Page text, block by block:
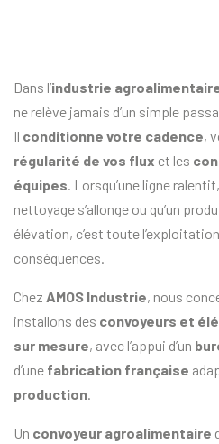
Dans l’industrie
ne relève jamais d’un simple
Il conditionne votre cadence,
régularité de vos flux et les
équipes. Lorsqu’une ligne
nettoyage s’allonge ou qu’un
élévation, c’est toute
conséquences.
Chez AMOS Industrie, nous
installons des convoyeurs et
sur mesure, avec l’appui d’un
d’une fabrication française
production.
Un convoyeur agroalimentaire